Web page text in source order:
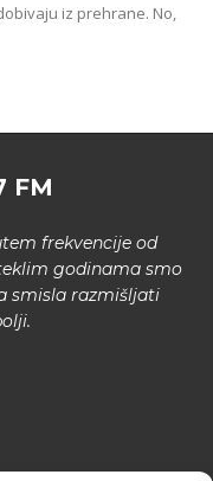
iz prehrane. No,
FM
frekvencije od
godinama smo
smisla razmišljati